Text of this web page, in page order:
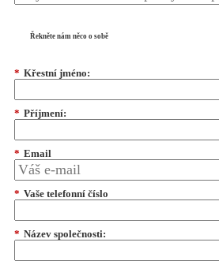
Řekněte nám něco o sobě
* Křestní jméno:
* Příjmení:
* Email
* Vaše telefonní číslo
* Název společnosti: